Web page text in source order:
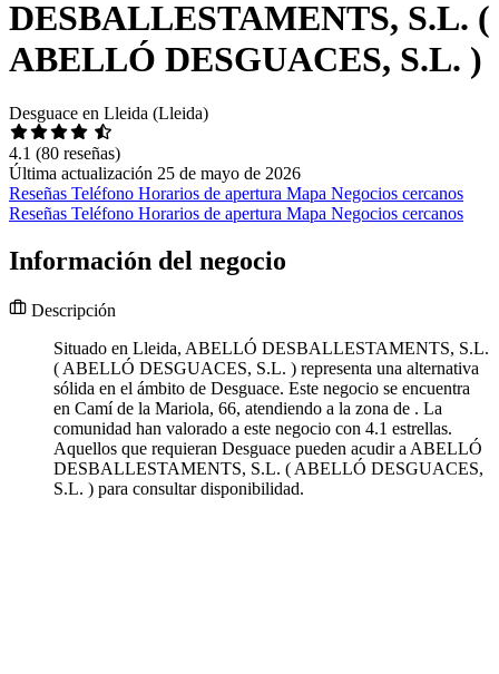
DESBALLESTAMENTS, S.L. (
ABELLÓ DESGUACES, S.L. )
Desguace en Lleida (Lleida)
4.1 (80 reseñas)
Última actualización 25 de mayo de 2026
Reseñas Teléfono Horarios de apertura Mapa Negocios cercanos
Reseñas Teléfono Horarios de apertura Mapa Negocios cercanos
Información del negocio
Descripción
Situado en Lleida, ABELLÓ DESBALLESTAMENTS, S.L.
( ABELLÓ DESGUACES, S.L. ) representa una alternativa
sólida en el ámbito de Desguace. Este negocio se encuentra
en Camí de la Mariola, 66, atendiendo a la zona de . La
comunidad han valorado a este negocio con 4.1 estrellas.
Aquellos que requieran Desguace pueden acudir a ABELLÓ
DESBALLESTAMENTS, S.L. ( ABELLÓ DESGUACES,
S.L. ) para consultar disponibilidad.